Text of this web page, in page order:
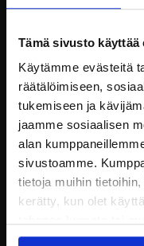
Tämä sivusto käyttää
Käytämme evästeitä
räätälöimiseen,
tukemiseen ja
jaamme sosiaalisen
alan
sivustoamme.
tietoja muihin
kerätty, kun olet
käytöstäEvästeet-